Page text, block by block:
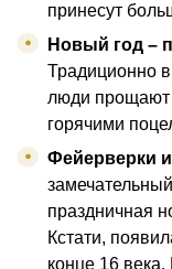
принесут
Новый год –
Традиционно
люди прощают
горячими
Фейерверки и
праздничная
Кстати,
конце 16 века.